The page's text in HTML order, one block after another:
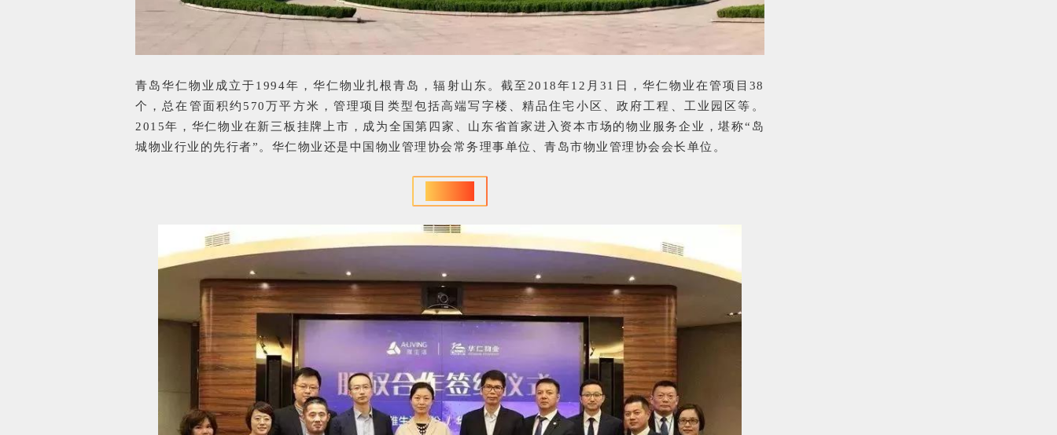
青岛华仁物业成立于1994年，华仁物业扎根青岛，辐射山东。截至2018年12月31日，华仁物业在管项目38
个，总在管面积约570万平方米，管理项目类型包括高端写字楼、精品住宅小区、政府工程、工业园区等。
2015年，华仁物业在新三板挂牌上市，成为全国第四家、山东省首家进入资本市场的物业服务企业，堪称“岛
城物业行业的先行者”。华仁物业还是中国物业管理协会常务理事单位、青岛市物业管理协会会长单位。